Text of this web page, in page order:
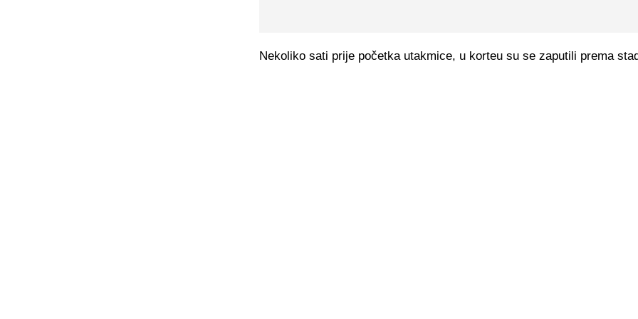
Nekoliko sati prije početka utakmice, u korteu su se zaputili prema